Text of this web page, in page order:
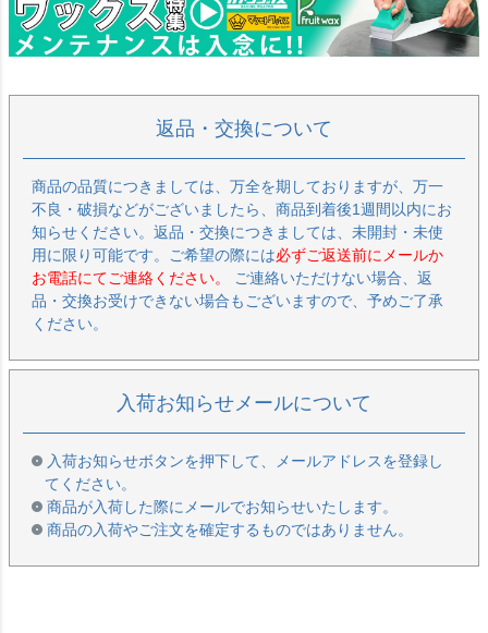
返品・交換について
商品の品質につきましては、万全を期しておりますが、万一
不良・破損などがございましたら、商品到着後1週間以内にお
知らせください。返品・交換につきましては、未開封・未使
用に限り可能です。ご希望の際には必ずご返送前にメールか
お電話にてご連絡ください。
ご連絡いただけない場合、返
品・交換お受けできない場合もございますので、予めご了承
ください。
入荷お知らせメールについて
入荷お知らせボタンを押下して、メールアドレスを登録し
てください。
商品が入荷した際にメールでお知らせいたします。
商品の入荷やご注文を確定するものではありません。